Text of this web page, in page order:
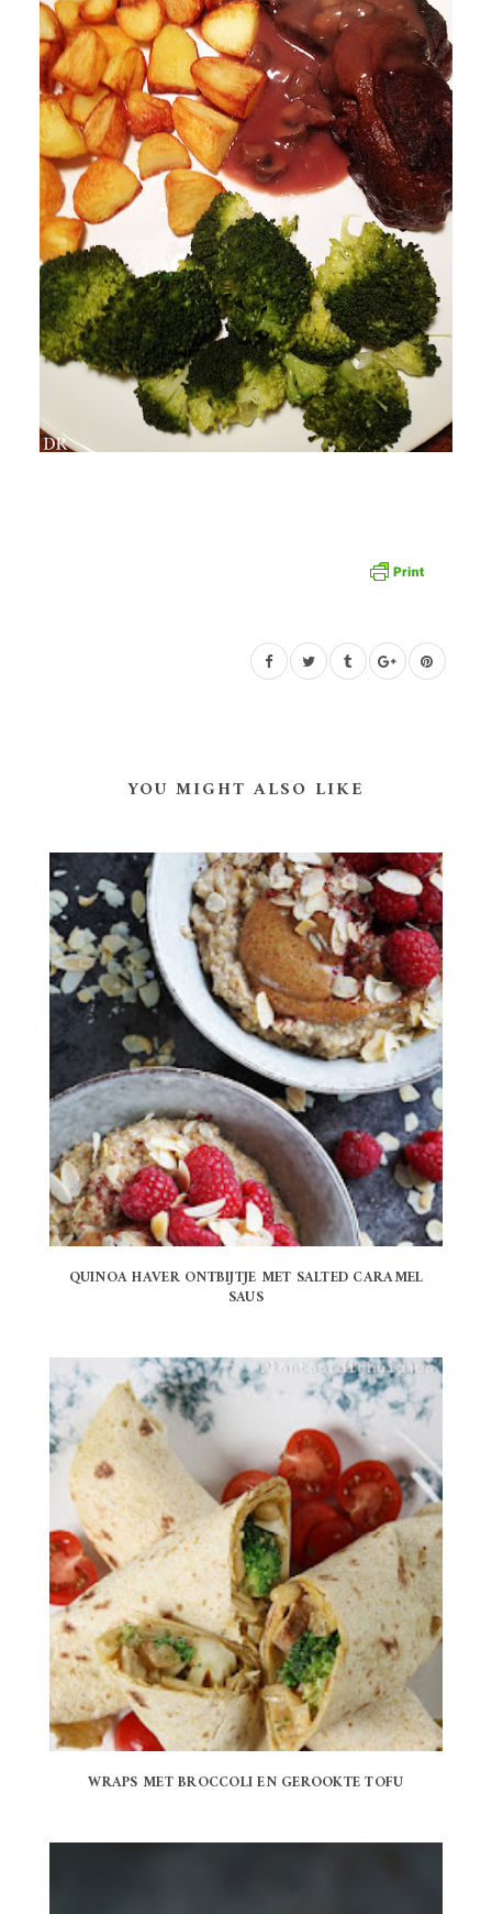
YOU MIGHT ALSO LIKE
QUINOA HAVER ONTBIJTJE MET SALTED CARAMEL
SAUS
WRAPS MET BROCCOLI EN GEROOKTE TOFU